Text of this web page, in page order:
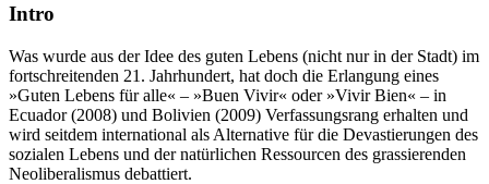
Intro
Was wurde aus der Idee des guten Lebens (nicht nur in der Stadt) im
fortschreitenden 21. Jahrhundert, hat doch die Erlangung eines
»Guten Lebens für alle« – »Buen Vivir« oder »Vivir Bien« – in
Ecuador (2008) und Bolivien (2009) Verfassungsrang erhalten und
wird seitdem international als Alternative für die Devastierungen des
sozialen Lebens und der natürlichen Ressourcen des grassierenden
Neoliberalismus debattiert.